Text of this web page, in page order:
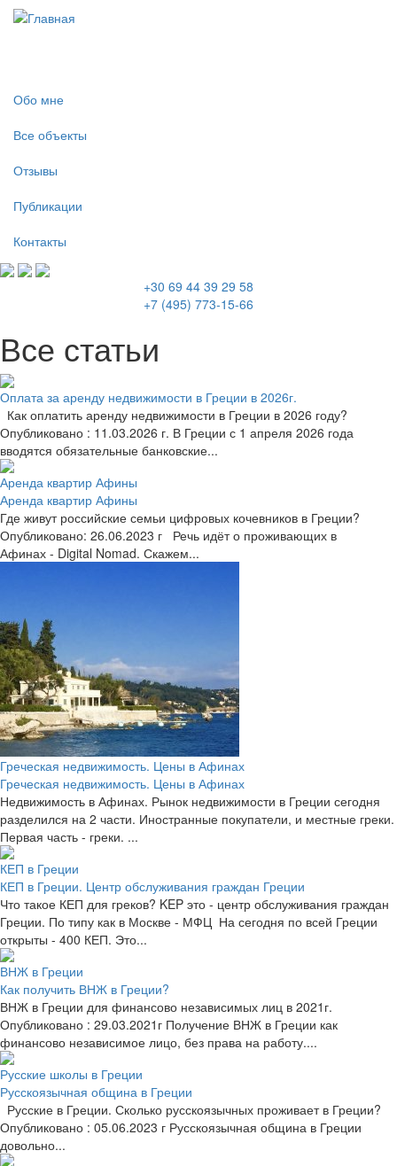
Перейти к основному содержанию
Обо мне
Все объекты
Отзывы
Публикации
Контакты
+30 69 44 39 29 58
+7 (495) 773-15-66
Все статьи
Оплата за аренду недвижимости в Греции в 2026г.
Как оплатить аренду недвижимости в Греции в 2026 году?
Опубликовано : 11.03.2026 г. В Греции с 1 апреля 2026 года
вводятся обязательные банковские...
Аренда квартир Афины
Аренда квартир Афины
Где живут российские семьи цифровых кочевников в Греции?
Опубликовано: 26.06.2023 г Речь идёт о проживающих в
Афинах - Digital Nomad. Скажем...
Греческая недвижимость. Цены в Афинах
Греческая недвижимость. Цены в Афинах
Недвижимость в Афинах. Рынок недвижимости в Греции сегодня
разделился на 2 части. Иностранные покупатели, и местные греки.
Первая часть - греки. ...
КЕП в Греции
КЕП в Греции. Центр обслуживания граждан Греции
Что такое КЕП для греков? KEP это - центр обслуживания граждан
Греции. По типу как в Москве - МФЦ На сегодня по всей Греции
открыты - 400 КЕП. Это...
ВНЖ в Греции
Как получить ВНЖ в Греции?
ВНЖ в Греции для финансово независимых лиц в 2021г.
Опубликовано : 29.03.2021г Получение ВНЖ в Греции как
финансово независимое лицо, без права на работу....
Русские школы в Греции
Русскоязычная община в Греции
Русские в Греции. Сколько русскоязычных проживает в Греции?
Опубликовано : 05.06.2023 г Русскоязычная община в Греции
довольно...